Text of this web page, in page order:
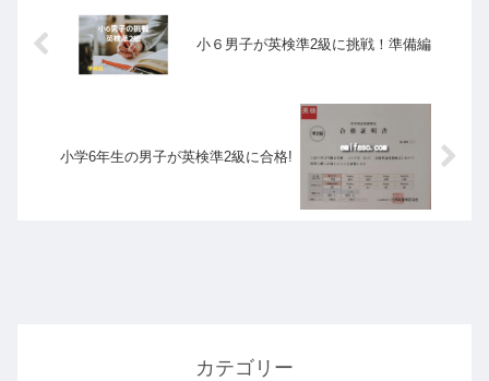
小６男子が英検準2級に挑戦！準備編
小学6年生の男子が英検準2級に合格!
カテゴリー